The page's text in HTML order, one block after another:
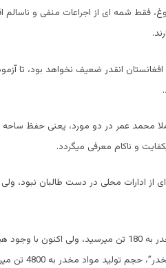
فقط شمه ای از اجراعات منفی و
انقدر ضعیف نخواهد بود، تا
ملا محمد عمر در دو مورد، یعنی حفظ ساحه
و ناکام معرفی میگردد.
در زمان طالبان حجم تولید مواد مخدر به 180 تن
تولید مواد مخدر به 4800 تن میرسد.